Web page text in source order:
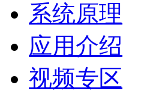
系统原理
应用介绍
视频专区